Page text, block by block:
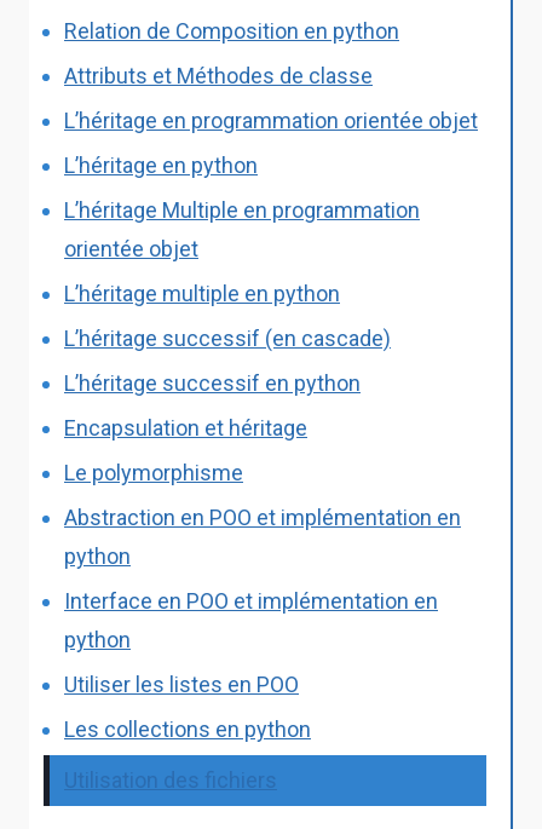
Relation de Composition en python
Attributs et Méthodes de classe
L’héritage en programmation orientée objet
L’héritage en python
L’héritage Multiple en programmation
orientée objet
L’héritage multiple en python
L’héritage successif (en cascade)
L’héritage successif en python
Encapsulation et héritage
Le polymorphisme
Abstraction en POO et implémentation en
python
Interface en POO et implémentation en
python
Utiliser les listes en POO
Les collections en python
Utilisation des fichiers